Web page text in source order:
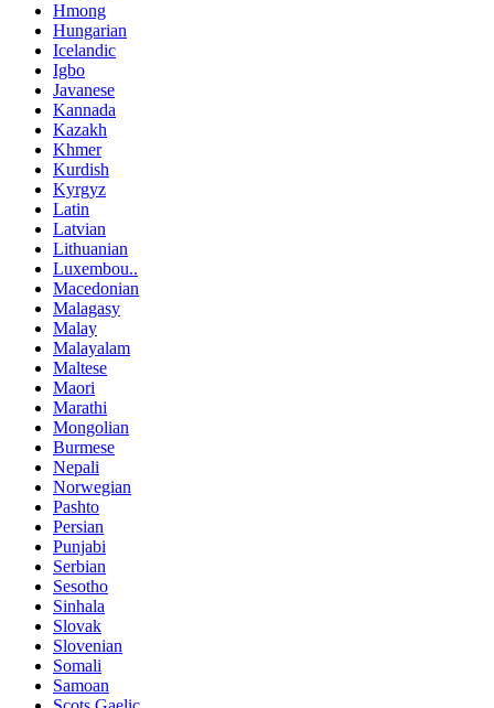
Hmong
Hungarian
Icelandic
Igbo
Javanese
Kannada
Kazakh
Khmer
Kurdish
Kyrgyz
Latin
Latvian
Lithuanian
Luxembou..
Macedonian
Malagasy
Malay
Malayalam
Maltese
Maori
Marathi
Mongolian
Burmese
Nepali
Norwegian
Pashto
Persian
Punjabi
Serbian
Sesotho
Sinhala
Slovak
Slovenian
Somali
Samoan